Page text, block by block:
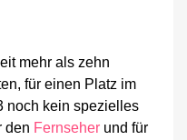
mehr als zehn
für einen Platz im
noch kein spezielles
den Fernseher und für